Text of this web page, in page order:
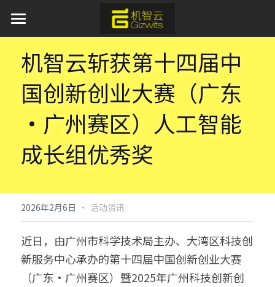
首页
AI 产品与服务
产品服务
平台软件
APP应用
方案中心
通用蓝牙红外模组免开发方案
取暖器智能化解决方案
加湿器智能化解决方案
水族灯智能化解决方案
行业应用
IoT新能源
IoT新零售
关于我们
开发者中心
申请开发板
机智云斩获第十四届中
国创新创业大赛（广东
·广州赛区）人工智能
成长组优秀奖
2026年2月6日 · 活动资讯
近日，由广州市科学技术局主办、大湾区科技创
新服务中心承办的第十四届中国创新创业大赛
（广东·广州赛区）暨2025年广州科技创新创